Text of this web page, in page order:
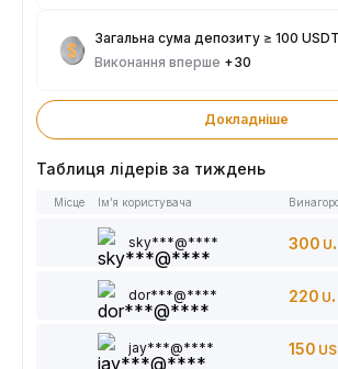
Загальна сума депозиту ≥ 100 USDT
Виконання вперше +30
Докладніше
Таблиця лідерів за тиждень
Місце Ім’я користувача
sky***@**** 300 USDT
dor***@**** 220 USDT
jay***@**** 150 USDT